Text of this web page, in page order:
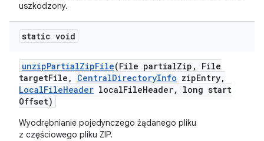
uszkodzony.
static void
unzipPartialZipFile(File partialZip ,
File
targetFile , CentralDirectoryInfo zipEntry,
LocalFileHeader localFileHeader,
long start
Offset)
Wyodrębnianie pojedynczego żądanego pliku
z częściowego pliku ZIP.